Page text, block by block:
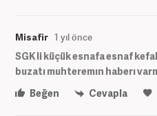
Misafir 1 yıl önce
SGK li küçük esnafa esnaf
buzatı muhteremın haberı
Beğen
Cevapla